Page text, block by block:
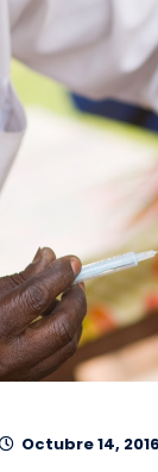
Octubre 14, 2016